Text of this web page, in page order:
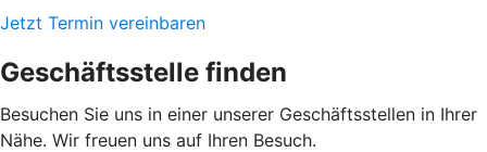
Jetzt Termin vereinbaren
Geschäftsstelle finden
Besuchen Sie uns in einer unserer Geschäftsstellen in Ihrer
Nähe. Wir freuen uns auf Ihren Besuch.